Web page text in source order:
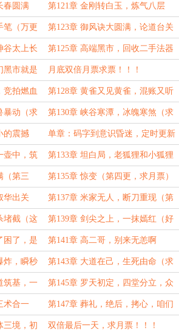
（求订阅）
春圆满 第121章 金刚转白玉，炼气八层
（求订阅）
笔（万更 第123章 御风诀大圆满，论道台关
闭（求月票）
谷太上长 第125章 高端黑市，回收二手法器
嘞
黑市就是 月底双倍月票求票！！！
竞拍燃血 第128章 黄雀又见黄雀，混账又听
混账
暴动（求 第130章 峡谷寒潭，冰魄寒煞（求
订阅）
的震撼 单章：码字到意识昏迷，定时更新
出错，大家看一下
壶中，筑 第133章 坦白局，老狐狸和小狐狸
（第二更））
（第三 第135章 惊变（第四更，求月票）
华出关 第137章 米家无人，断刀重现（第
六更求月票）
堵截（这
人订阅一
第139章 剑尖之上，一抹嫣红（好
惨一男的求月票）
困了，是 第141章 高二哥，别来无恙啊
炸，瞬秒 第143章 大道在己，生死由命（求
月票）
筑基，一 第145章 罗天初定，四堂分立，众
修归心，死心塌地
术合一 第147章 葬礼，绝后，拷心，咱们
来日方长！（提前为盟主烟花小闽
三境，初 双倍最后一天，求月票！！！